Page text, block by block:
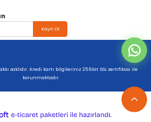
Kayıt Ol
saklıdır. Kredi kartı bilgileriniz 256bit SSL sertifikası ile
korunmaktadır.
ideasoft
e-